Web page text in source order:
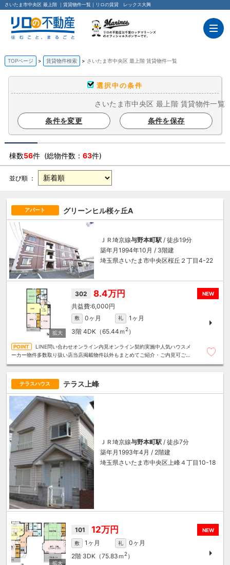
さいたま市中央区 最上階 ｜賃貸物件一覧｜リロの賃貸 レックス大興
TOPページ 賃貸物件検索 さいたま市中央区 最上階 賃貸物件一覧
選択中の条件
さいたま市中央区 最上階 賃貸物件一覧
条件を変更
条件を保存
棟数56件 (総物件数： 63件)
並び順 ：
アパート グリーンヒル桜ヶ丘A
ＪＲ埼京線与野本町駅 / 徒歩19分
築年月1994年10月 / 3階建
埼玉県さいたま市中央区桜丘２丁目4-22
NEW
302 8.4万円
6,000円
敷 0ヶ月 礼
1ヶ月
3階 4DK（65.44ｍ 2）
LINE問い合わせオンライン内見オンライン契約実施中人気ハウスメ
ーカー物件多数取り扱い店当店掲載物件以外もまとめてご紹介・ご内見可ご予
テラスハウス テラス上峰
ＪＲ埼京線与野本町駅 / 徒歩7分
築年月1993年4月 / 2階建
埼玉県さいたま市中央区上峰４丁目10-18
NEW
101 12万円
敷 1ヶ月 礼
0ヶ月
2階 3DK（75.83ｍ2）